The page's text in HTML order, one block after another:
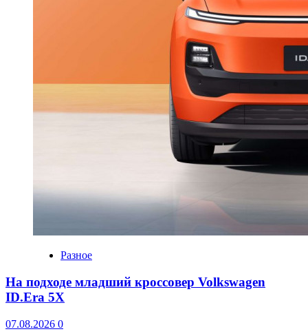
Разное
На подходе младший кроссовер Volkswagen
ID.Era 5X
07.08.2026 0